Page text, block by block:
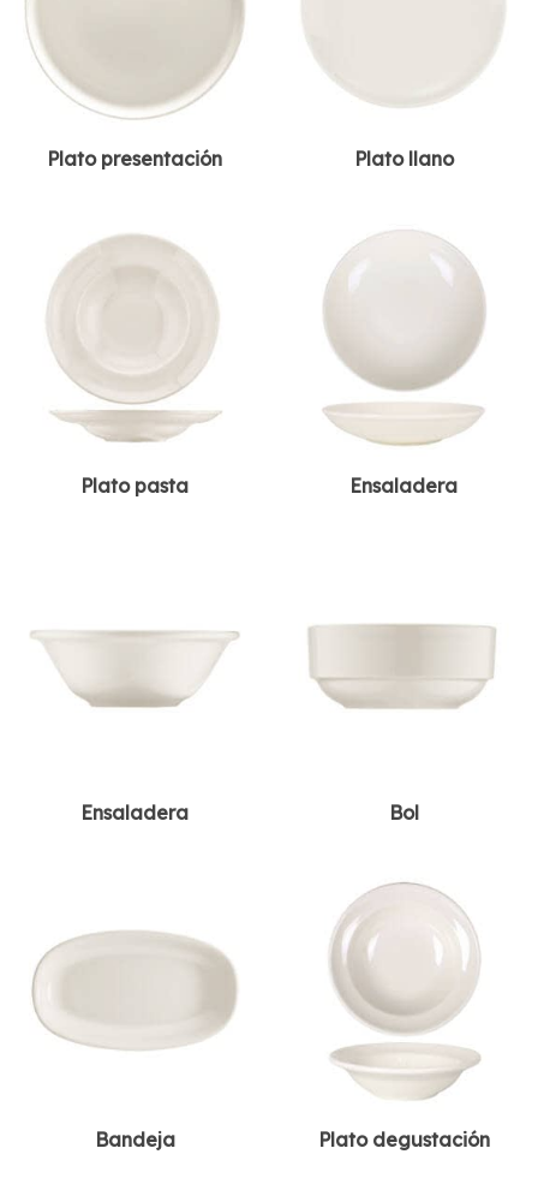
Plato presentación Plato llano
Plato pasta Ensaladera
Ensaladera Bol
Bandeja Plato degustación